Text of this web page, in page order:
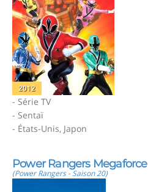
2012
- Série TV
- Sentaï
- États-Unis, Japon
Power Rangers Megaforce
(Power Rangers - Saison 20)